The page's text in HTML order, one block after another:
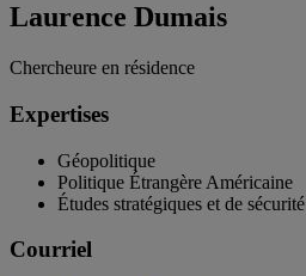
Laurence Dumais
Chercheure en résidence
Expertises
Géopolitique
Politique Étrangère Américaine
Études stratégiques et de sécurité
Courriel